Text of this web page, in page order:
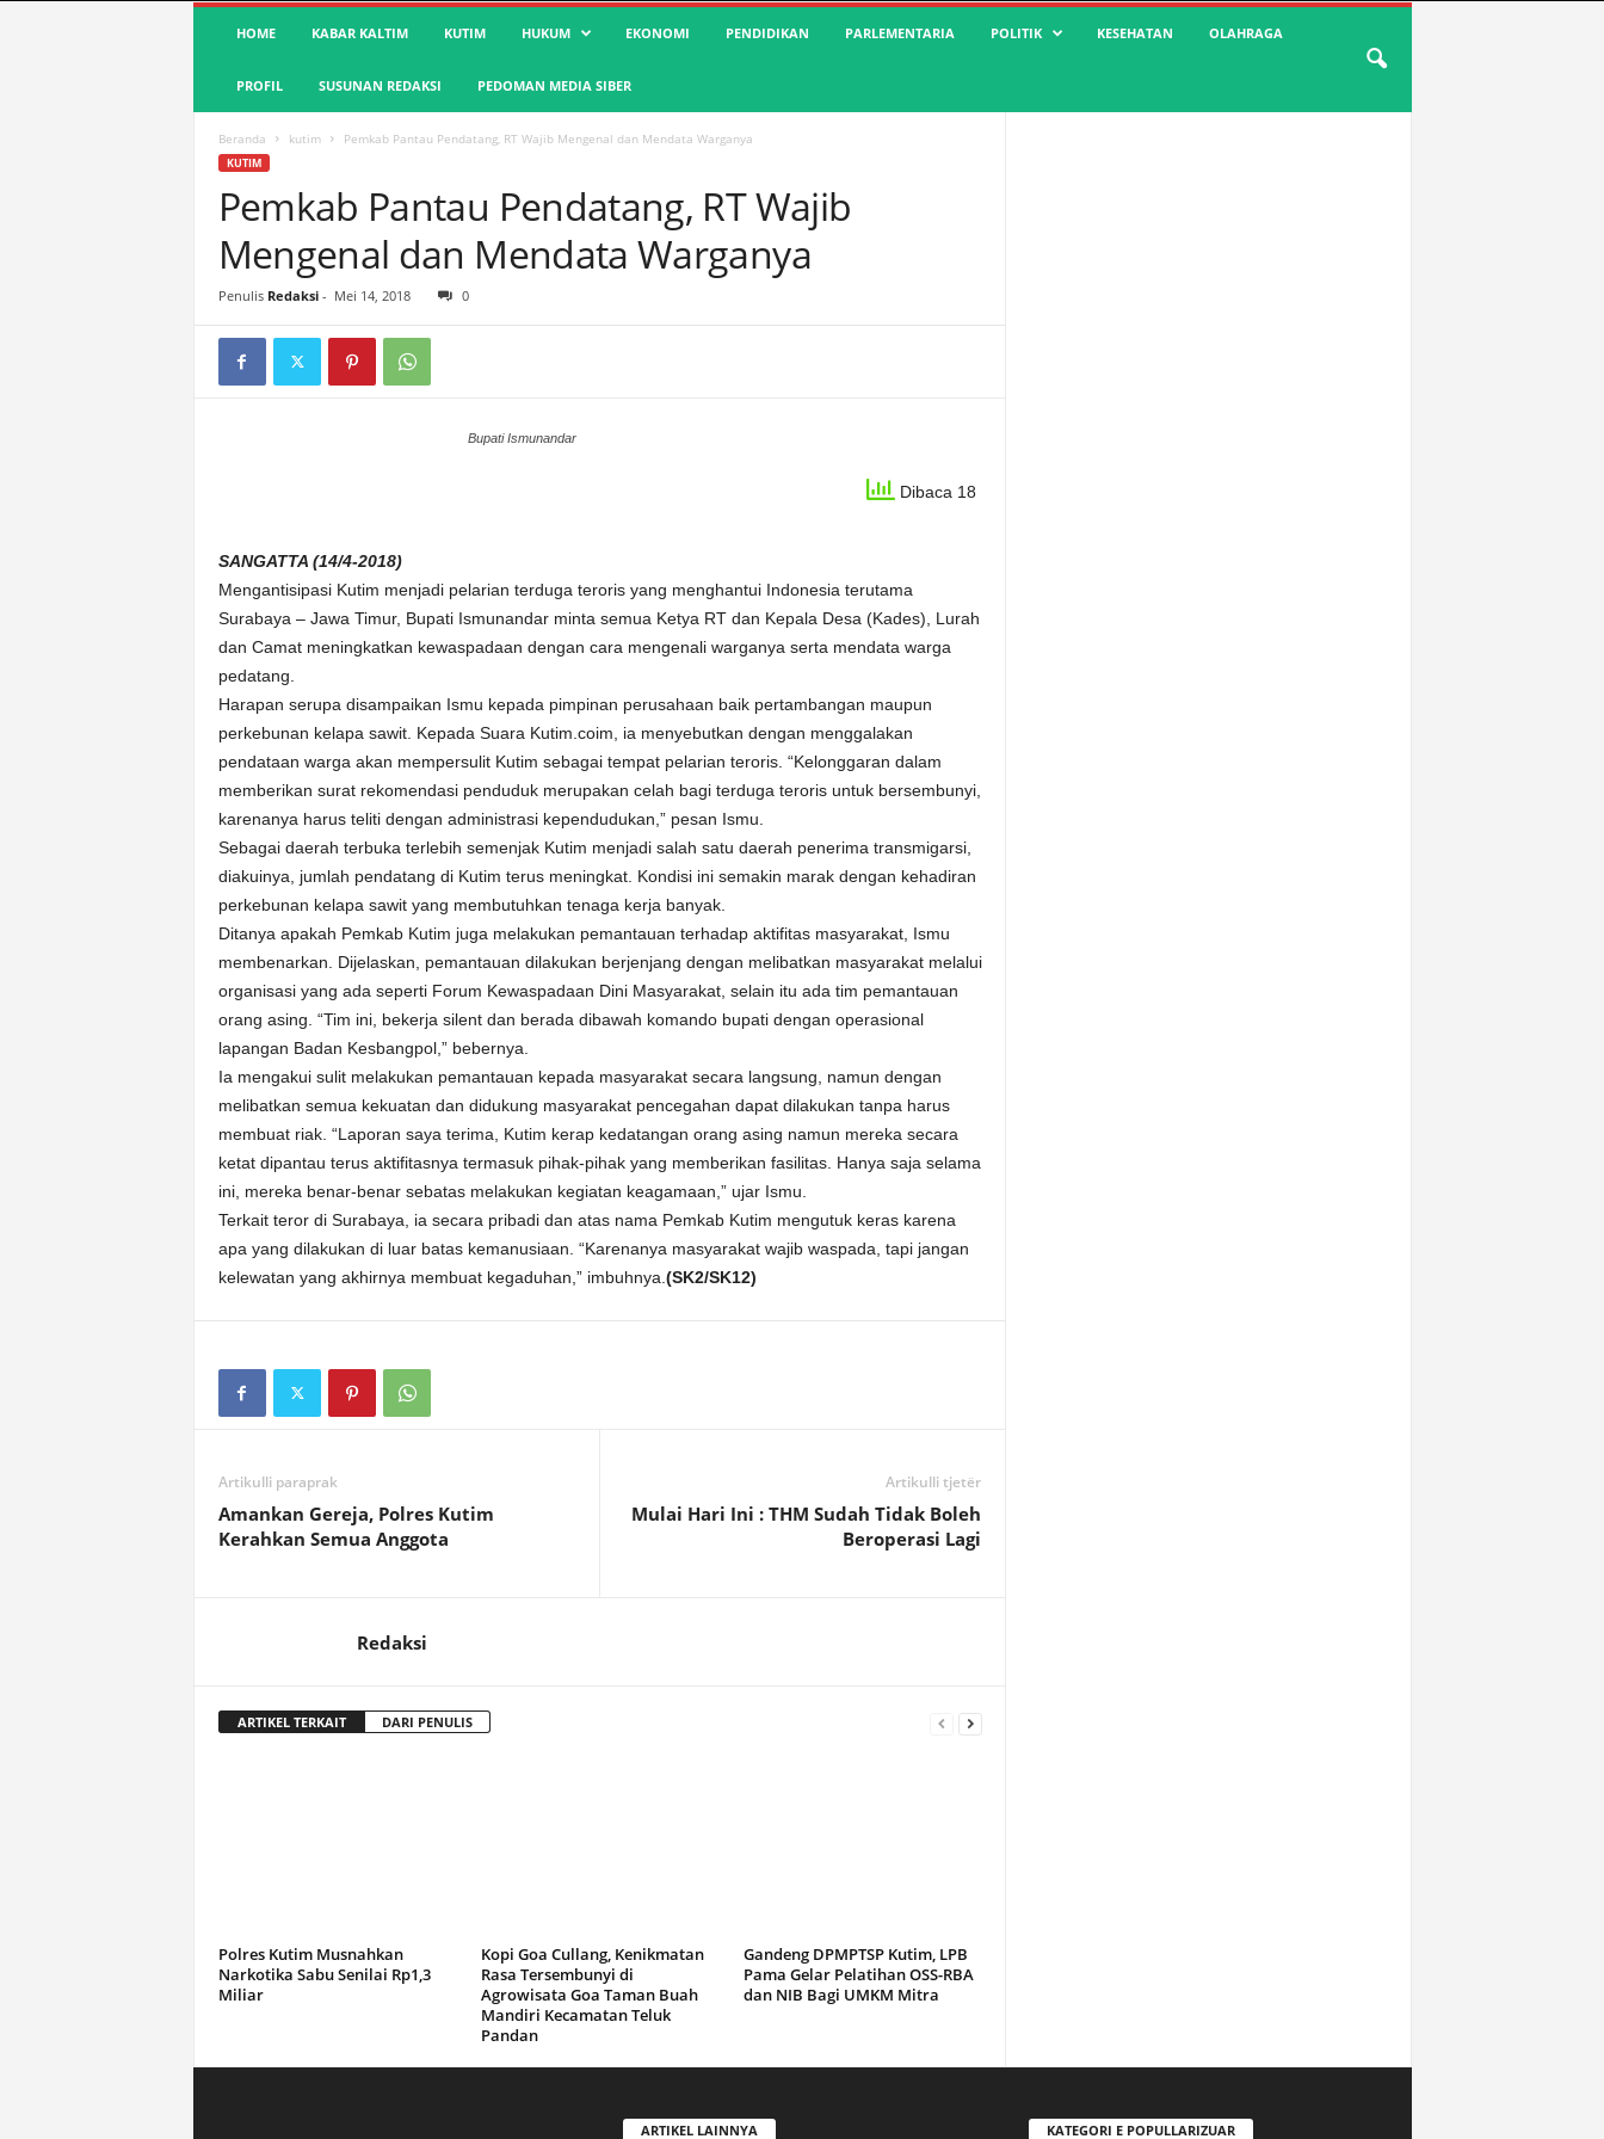
S
a
HOME KABAR KALTIM KUTIM HUKUM EKONOMI PENDIDIKAN PARLEMENTARIA POLITIK KESEHATAN OLAHRAGA
PROFIL SUSUNAN REDAKSI PEDOMAN MEDIA SIBER
Beranda kutim Pemkab Pantau Pendatang, RT Wajib Mengenal dan Mendata Warganya
KUTIM
Pemkab Pantau Pendatang, RT Wajib
Mengenal dan Mendata Warganya
Penulis Redaksi- Mei 14, 2018 0
Bupati Ismunandar
Dibaca 18
SANGATTA (14/4-2018)
Mengantisipasi Kutim menjadi pelarian terduga teroris yang menghantui Indonesia terutama
Surabaya – Jawa Timur, Bupati Ismunandar minta semua Ketya RT dan Kepala Desa (Kades), Lurah
dan Camat meningkatkan kewaspadaan dengan cara mengenali warganya serta mendata warga
pedatang.
Harapan serupa disampaikan Ismu kepada pimpinan perusahaan baik pertambangan maupun
perkebunan kelapa sawit. Kepada Suara Kutim.coim, ia menyebutkan dengan menggalakan
pendataan warga akan mempersulit Kutim sebagai tempat pelarian teroris. “Kelonggaran dalam
memberikan surat rekomendasi penduduk merupakan celah bagi terduga teroris untuk bersembunyi,
karenanya harus teliti dengan administrasi kependudukan,” pesan Ismu.
Sebagai daerah terbuka terlebih semenjak Kutim menjadi salah satu daerah penerima transmigarsi,
diakuinya, jumlah pendatang di Kutim terus meningkat. Kondisi ini semakin marak dengan kehadiran
perkebunan kelapa sawit yang membutuhkan tenaga kerja banyak.
Ditanya apakah Pemkab Kutim juga melakukan pemantauan terhadap aktifitas masyarakat, Ismu
membenarkan. Dijelaskan, pemantauan dilakukan berjenjang dengan melibatkan masyarakat melalui
organisasi yang ada seperti Forum Kewaspadaan Dini Masyarakat, selain itu ada tim pemantauan
orang asing. “Tim ini, bekerja silent dan berada dibawah komando bupati dengan operasional
lapangan Badan Kesbangpol,” bebernya.
Ia mengakui sulit melakukan pemantauan kepada masyarakat secara langsung, namun dengan
melibatkan semua kekuatan dan didukung masyarakat pencegahan dapat dilakukan tanpa harus
membuat riak. “Laporan saya terima, Kutim kerap kedatangan orang asing namun mereka secara
ketat dipantau terus aktifitasnya termasuk pihak-pihak yang memberikan fasilitas. Hanya saja selama
ini, mereka benar-benar sebatas melakukan kegiatan keagamaan,” ujar Ismu.
Terkait teror di Surabaya, ia secara pribadi dan atas nama Pemkab Kutim mengutuk keras karena
apa yang dilakukan di luar batas kemanusiaan. “Karenanya masyarakat wajib waspada, tapi jangan
kelewatan yang akhirnya membuat kegaduhan,” imbuhnya. (SK2/SK12)
Artikulli paraprak
Amankan Gereja, Polres Kutim
Kerahkan Semua Anggota
Artikulli tjetër
Mulai Hari Ini : THM Sudah Tidak Boleh
Beroperasi Lagi
Redaksi
ARTIKEL TERKAIT DARI PENULIS
Polres Kutim Musnahkan
Narkotika Sabu Senilai Rp1,3
Miliar
Kopi Goa Cullang, Kenikmatan
Rasa Tersembunyi di
Agrowisata Goa Taman Buah
Mandiri Kecamatan Teluk
Pandan
Gandeng DPMPTSP Kutim, LPB
Pama Gelar Pelatihan OSS-RBA
dan NIB Bagi UMKM Mitra
ARTIKEL LAINNYA KATEGORI E POPULLARIZUAR